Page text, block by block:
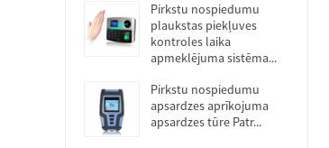
Pirkstu nospiedumu
plaukstas piekļuves
kontroles laika
apmeklējuma sistēma...
Pirkstu nospiedumu
apsardzes aprīkojuma
apsardzes tūre Patr...